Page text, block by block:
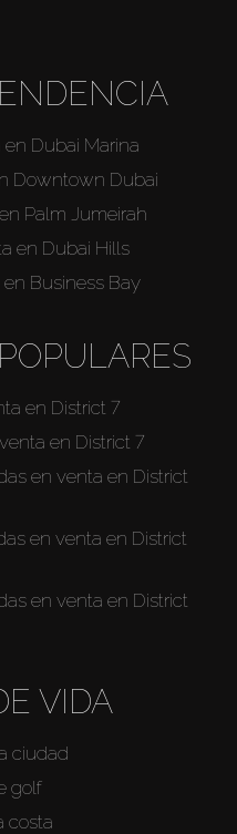
Dubai Marina
Downtown Dubai
Palm Jumeirah
en Dubai Hills
Business Bay
en District 7
en District 7
en venta en District
en venta en District
en venta en District
VIDA
ciudad
golf
costa